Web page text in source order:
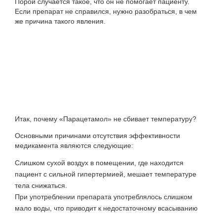
Если препарат не справился, нужно разобраться, в чем
же причина такого явления.
Итак, почему «Парацетамол» не сбивает температуру?
Основными причинами отсутствия эффективности
медикамента являются следующие:
Слишком сухой воздух в помещении, где находится
пациент с сильной гипертермией, мешает температуре
тела снижаться.
При употреблении препарата употреблялось слишком
мало воды, что приводит к недостаточному всасыванию